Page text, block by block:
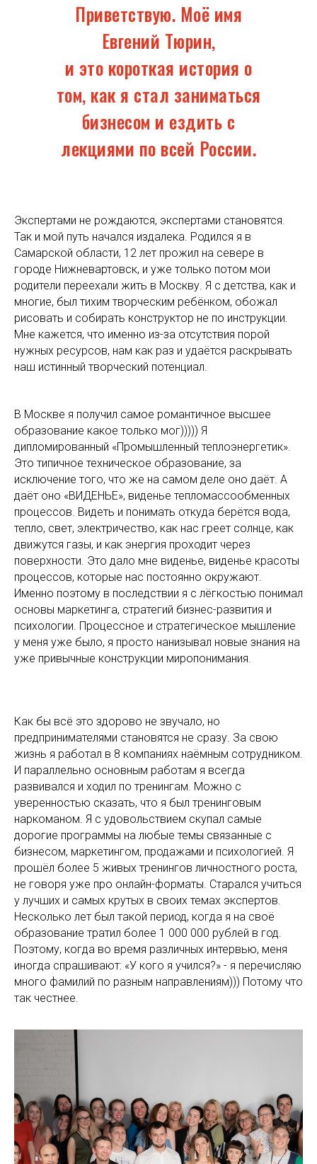
Приветствую. Моё имя
Евгений Тюрин,
и это короткая история о
том, как я стал заниматься
бизнесом и ездить с
лекциями по всей России.
Экспертами не рождаются, экспертами становятся.
Так и мой путь начался издалека. Родился я в
Самарской области, 12 лет прожил на севере в
городе Нижневартовск, и уже только потом мои
родители переехали жить в Москву. Я с детства, как и
многие, был тихим творческим ребёнком, обожал
рисовать и собирать конструктор не по инструкции.
Мне кажется, что именно из-за отсутствия порой
нужных ресурсов, нам как раз и удаётся раскрывать
наш истинный творческий потенциал.
В Москве я получил самоe романтичное высшее
образование какое только мог))))) Я
дипломированный «Промышленный теплоэнергетик».
Это типичное техническое образование, за
исключение того, что же на самом деле оно даёт. А
даёт оно «ВИДЕНЬЕ», виденье тепломассообменных
процессов. Видеть и понимать откуда берётся вода,
тепло, свет, электричество, как нас греет солнце, как
движутся газы, и как энергия проходит через
поверхности. Это дало мне виденье, виденье красоты
процессов, которые нас постоянно окружают.
Именно поэтому в последствии я с лёгкостью понимал
основы маркетинга, стратегий бизнес-развития и
психологии. Процессное и стратегическое мышление
у меня уже было, я просто нанизывал новые знания на
уже привычные конструкции миропонимания.
Как бы всё это здорово не звучало, но
предпринимателями становятся не сразу. За свою
жизнь я работал в 8 компаниях наёмным сотрудником.
И параллельно основным работам я всегда
развивался и ходил по тренингам. Можно с
уверенностью сказать, что я был тренинговым
наркоманом. Я с удовольствием скупал самые
дорогие программы на любые темы связанные с
бизнесом, маркетингом, продажами и психологией. Я
прошёл более 5 живых тренингов личностного роста,
не говоря уже про онлайн-форматы. Старался учиться
у лучших и самых крутых в своих темах экспертов.
Несколько лет был такой период, когда я на своё
образование тратил более 1 000 000 рублей в год.
Поэтому, когда во время различных интервью, меня
иногда спрашивают: «У кого я учился?» - я перечисляю
много фамилий по разным направлениям))) Потому что
так честнее.